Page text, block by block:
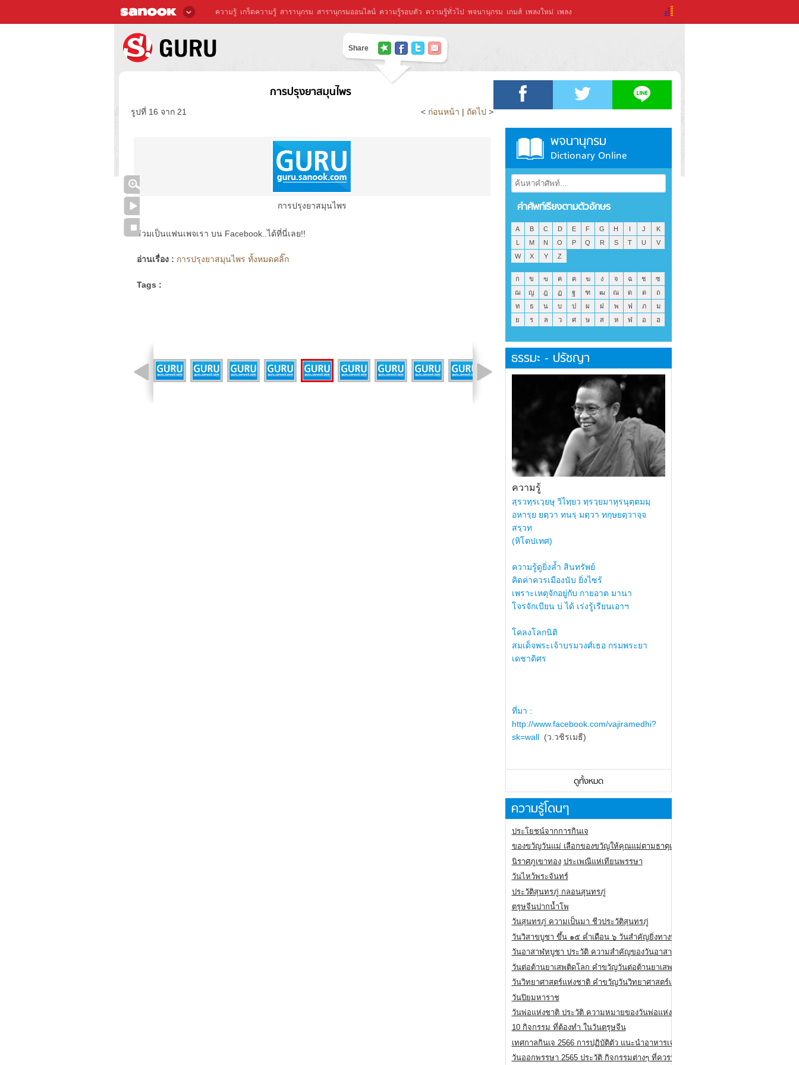
ความรู้ เกร็ดความรู้ สารานุกรม สารานุกรมออนไลน์ ความรู้รอบตัว ความรู้ทั่วไป พจนานุกรม เกมส์ เพลงใหม่ เพลง
Share
การปรุงยาสมุนไพร
รูปที่ 16 จาก 21 < ก่อนหน้า | ถัดไป >
การปรุงยาสมุนไพร
ร่วมเป็นแฟนเพจเรา บน Facebook..ได้ที่นี่เลย!!
อ่านเรื่อง : การปรุงยาสมุนไพร ทั้งหมดคลิ๊ก
Tags :
พจนานุกรม
Dictionary Online
คำศัพท์เรียงตามตัวอักษร
A B C D E F G H I J
K
L
M N O P Q R S T U
V
W
X Y Z
ก ข ฃ ค ฅ ฆ ง จ ฉ ช
ซ
ฌ
ญ ฎ ฏ ฐ ฑ ฒ ณ ด ต
ถ
ท
ธ น บ ป ผ ฝ พ ฟ ภ
ม
ย
ร ล ว ศ ษ ส ห ฬ อ ฮ
ธรรมะ - ปรัชญา
ความรู้
สฺรวทฺรเวฺยษุ วิไทฺยว ทฺรวฺยมาหุรนุตฺตมมฺ
อหารฺย ยตฺวา ทนรฺ มตฺวา ทกฺษยตฺวาจฺจ
สรฺวท
(หิโตปเทศ)
ความรู้ดูยิ่งล้ำ สินทรัพย์
คิดค่าควรเมืองนับ ยิ่งไซร้
เพราะเหตุจักอยู่กับ กายอาต มานา
โจรจักเบียน บ่ ได้ เร่งรู้เรียนเอาฯ
โคลงโลกนิติ
สมเด็จพระเจ้าบรมวงศ์เธอ กรมพระยา
เดชาดิศร
ที่มา :
http://www.facebook.com/vajiramedhi?
sk=wall(ว.วชิรเมธี)
ดูทั้งหมด
ความรู้โดนๆ
ประโยชน์จากการกินเจ
ของขวัญวันแม่ เลือกของขวัญให้คุณแม่ตามธาตุเกิด
นิราศภูเขาทอง ประเพณีแห่เทียนพรรษา
วันไหว้พระจันทร์
ประวัติสุนทรภู่ กลอนสุนทรภู่
ตรุษจีนปากน้ำโพ
วันสุนทรภู่ ความเป็นมา ชีวประวัติสุนทรภู่
วันวิสาขบูชา ขึ้น ๑๕ ค่ำเดือน ๖ วันสำคัญยิ่งทางพระพุทธศาสนา
วันอาสาฬหบูชา ประวัติ ความสําคัญของวันอาสาฬหบูชา
วันต่อต้านยาเสพติดโลก คำขวัญวันต่อต้านยาเสพติดสากล
วันวิทยาศาสตร์แห่งชาติ คำขวัญวันวิทยาศาสตร์แห่งชาติ
วันปิยมหาราช
วันพ่อแห่งชาติ ประวัติ ความหมายของวันพ่อแห่งชาติ
10 กิจกรรม ที่ต้องทำ ในวันตรุษจีน
เทศกาลกินเจ 2566 การปฏิบัติตัว แนะนำอาหารเจ
วันออกพรรษา 2565 ประวัติ กิจกรรมต่างๆ ที่ควรปฏิบัติ